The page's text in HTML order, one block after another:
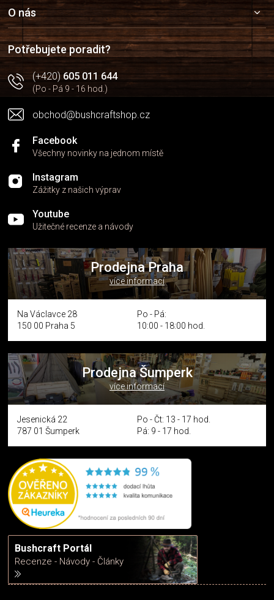
a
t
í
O nás
Potřebujete poradit?
(+420)605 011 644
(Po - Pá 9 - 16 hod.)
obchod@bushcraftshop.cz
Facebook
Všechny novinky na jednom místě
Instagram
Zážitky z našich výprav
Youtube
Užitečné recenze a návody
Prodejna Praha
více informací
Na Václavce 28
150 00 Praha 5
Po - Pá:
10:00 - 18:00 hod.
Prodejna Šumperk
více informací
Jesenická 22
787 01 Šumperk
Po - Čt: 13 - 17 hod.
Pá: 9 - 17 hod.
Bushcraft Portál
Recenze - Návody - Články